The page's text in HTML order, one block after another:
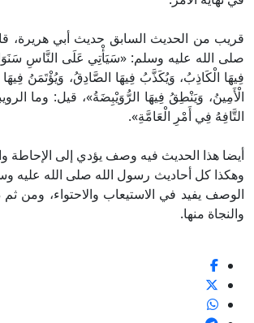
قريب من الحديث السابق حديث أبي هريرة،
صلى الله عليه وسلم: «سَيَأْتِي عَلَى النَّاسِ
فِيهَا الْكَاذِبُ، وَيُكَذَّبُ فِيهَا الصَّادِقُ، وَيُؤْتَمَنُ فِيهَا
الْأَمِينُ، وَيَنْطِقُ فِيهَا الرُّوَيْبِضَةُ»، قيل: وما
التَّافِهُ فِي أَمْرِ الْعَامَّةِ».
أيضا هذا الحديث فيه وصف يؤدي إلى الإحاطة
وهكذا كل أحاديث رسول الله صلى الله عليه
الوصف يفيد في الاستيعاب والاحتواء، ومن ثم
والنجاة منها.